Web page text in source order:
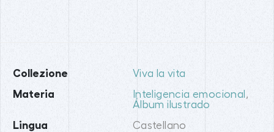
Collezione Viva la vita
Materia Inteligencia emocional ,
Álbum ilustrado
Lingua Castellano